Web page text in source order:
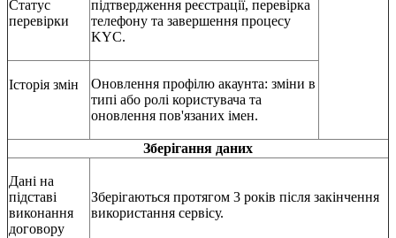
Статус
перевірки
підтвердження реєстрації, перевірка
телефону та завершення процесу
KYC.
Історія змін
Оновлення профілю акаунта: зміни в
типі або ролі користувача та
оновлення пов'язаних імен.
Зберігання даних
Дані на
підставі
виконання
договору
Зберігаються протягом 3 років після закінчення
використання сервісу.